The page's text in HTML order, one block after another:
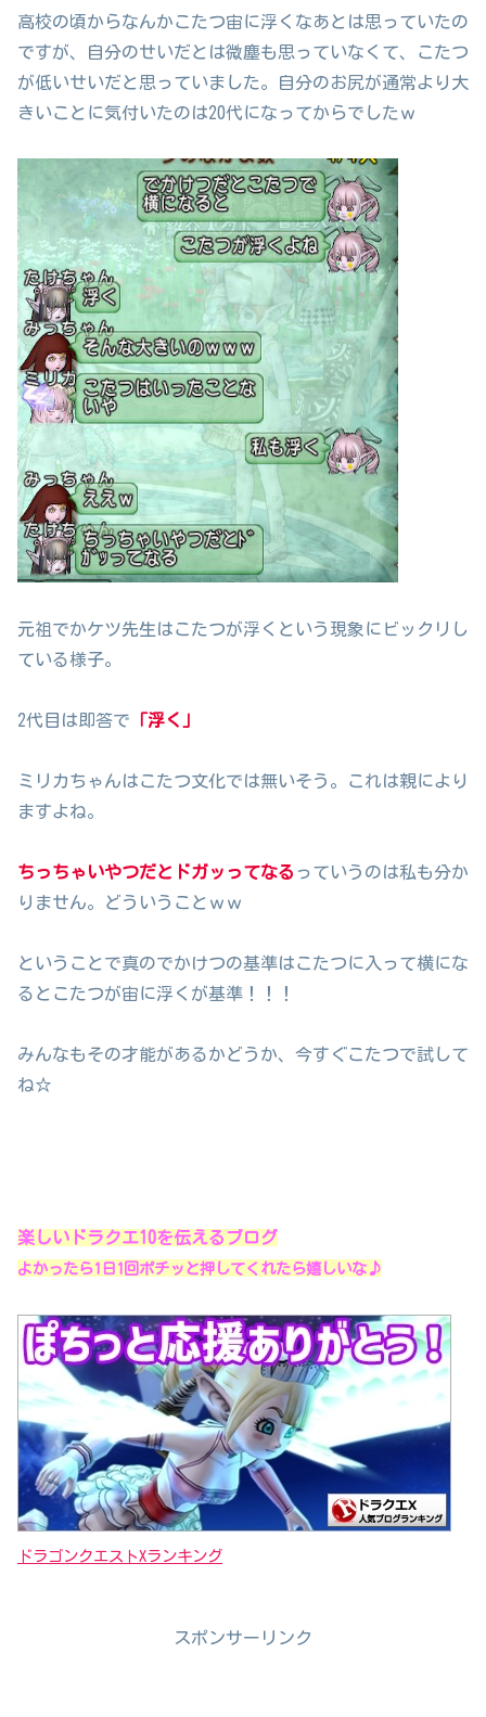
高校の頃からなんかこたつ宙に浮くなあとは思っていたの
ですが、自分のせいだとは微塵も思っていなくて、こたつ
が低いせいだと思っていました。自分のお尻が通常より大
きいことに気付いたのは20代になってからでしたｗ
元祖でかケツ先生はこたつが浮くという現象にビックリし
ている様子。
2代目は即答で 「浮く」
ミリカちゃんはこたつ文化では無いそう。これは親により
ますよね。
ちっちゃいやつだとドガッってなる っていうのは私も分か
りません。どういうことｗｗ
ということで真のでかけつの基準はこたつに入って横にな
るとこたつが宙に浮くが基準！！！
みんなもその才能があるかどうか、今すぐこたつで試して
ね☆
楽しいドラクエ10を伝えるブログ
よかったら1日1回ポチッと押してくれたら嬉しいな♪
ドラゴンクエストXランキング
スポンサーリンク